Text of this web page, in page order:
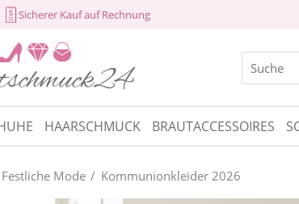
Sicherer Kauf auf Rechnung
HAARSCHMUCK BRAUTACCESSOIRES
Festliche Mode Kommunionkleider 2026